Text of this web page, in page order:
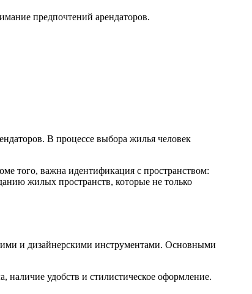
предпочтений арендаторов.
В процессе выбора жилья человек
того, важна идентификация с пространством:
жилых пространств, которые не только
и дизайнерскими инструментами. Основными
удобств и стилистическое оформление.